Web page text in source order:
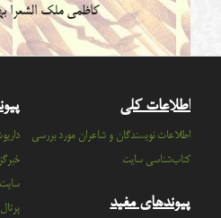
کاظمی ملک الشعرا
اطلاعات کلی
اطلاعات نویسندگان و شاعران مورد بررسی
کتاب‌شناسی سایت
پیوندهای مفید